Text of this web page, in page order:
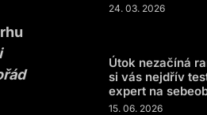
24. 03. 2026
Útok nezačíná
si vás nejdřív
expert na
15. 06. 2026